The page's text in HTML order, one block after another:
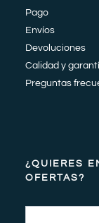
Pago
Envíos
Devoluciones
Calidad y
Preguntas
¿QUIERES
OFERTAS?